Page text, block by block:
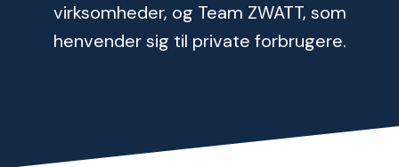
virksomheder, og Team ZWATT, som
henvender sig til private forbrugere.